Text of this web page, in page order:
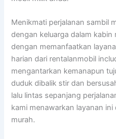
Menikmati perjalanan sambil
dengan keluarga dalam kabin
dengan memanfaatkan
harian dari rentalanmobil
mengantarkan kemanapun
duduk dibalik stir dan
lalu lintas sepanjang
kami menawarkan layanan
murah.